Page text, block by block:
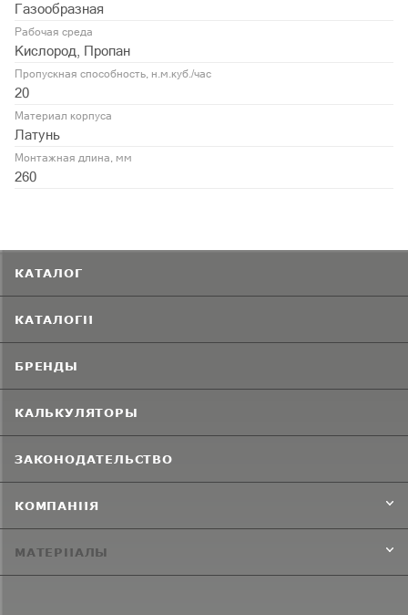
Газообразная
Рабочая среда
Кислород, Пропан
Пропускная способность, н.м.куб./час
20
Материал корпуса
Латунь
Монтажная длина, мм
260
КАТАЛОГ
КАТАЛОГИ
БРЕНДЫ
КАЛЬКУЛЯТОРЫ
ЗАКОНОДАТЕЛЬСТВО
КОМПАНИЯ
МАТЕРИАЛЫ